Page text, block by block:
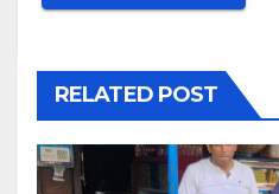
RELATED POST